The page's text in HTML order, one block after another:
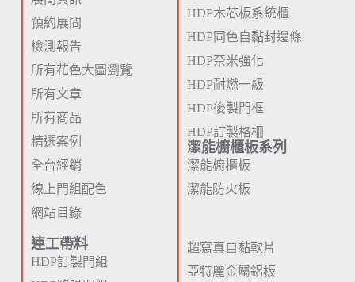
預約展間
檢測報告
所有花色大圖瀏覽
所有文章
所有商品
精選案例
全台經銷
線上門組配色
網站目錄
HDP木芯板系統櫃
HDP同色自黏封邊條
HDP奈米強化
HDP耐燃一級
HDP後製門框
HDP訂製格柵
潔能櫥櫃板系列
潔能櫥櫃板
潔能防火板
連工帶料
HDP訂製門組
超寫真自黏軟片
亞特麗金屬鋁板